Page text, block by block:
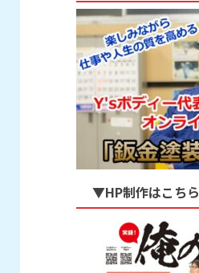
▼HP制作はこちら